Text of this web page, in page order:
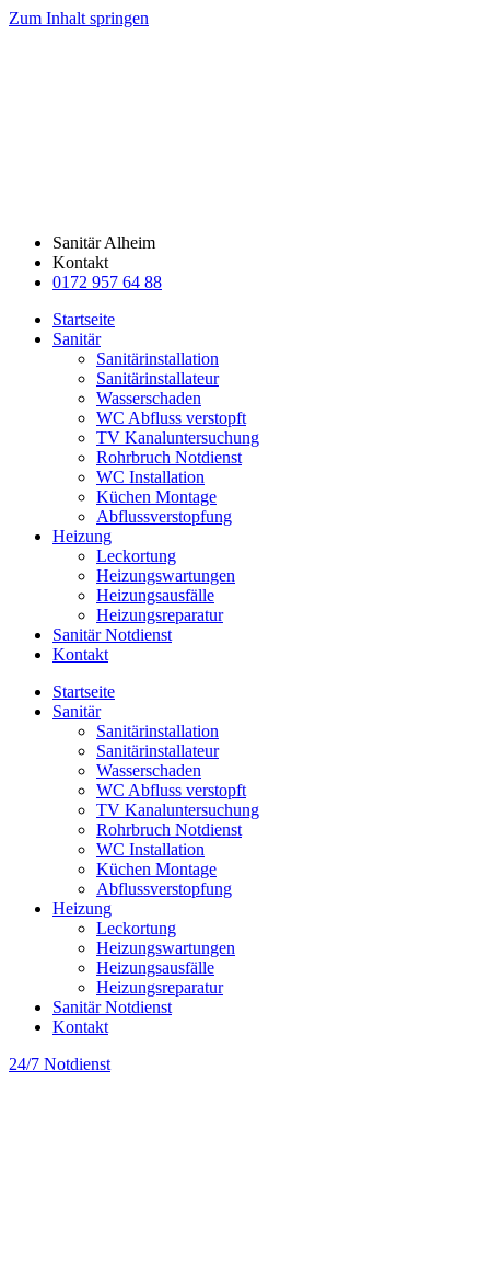
Zum Inhalt springen
Sanitär Alheim
Kontakt
0172 957 64 88
Startseite
Sanitär
Sanitärinstallation
Sanitärinstallateur
Wasserschaden
WC Abfluss verstopft
TV Kanaluntersuchung
Rohrbruch Notdienst
WC Installation
Küchen Montage
Abflussverstopfung
Heizung
Leckortung
Heizungswartungen
Heizungsausfälle
Heizungsreparatur
Sanitär Notdienst
Kontakt
Startseite
Sanitär
Sanitärinstallation
Sanitärinstallateur
Wasserschaden
WC Abfluss verstopft
TV Kanaluntersuchung
Rohrbruch Notdienst
WC Installation
Küchen Montage
Abflussverstopfung
Heizung
Leckortung
Heizungswartungen
Heizungsausfälle
Heizungsreparatur
Sanitär Notdienst
Kontakt
24/7 Notdienst